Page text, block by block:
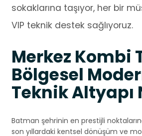
sokaklarına taşıyor, her bir
VIP teknik destek sağlıyoruz.
Merkez Kombi
Bölgesel
Teknik Altyapı
Batman şehrinin en prestijli
son yıllardaki kentsel dönüşüm ve